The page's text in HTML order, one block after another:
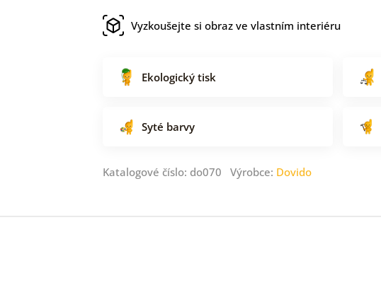
Vyzkoušejte si obraz ve vlastním interiéru
Ekologický tisk
Syté barvy
Katalogové číslo: do070 Výrobce: Dovido